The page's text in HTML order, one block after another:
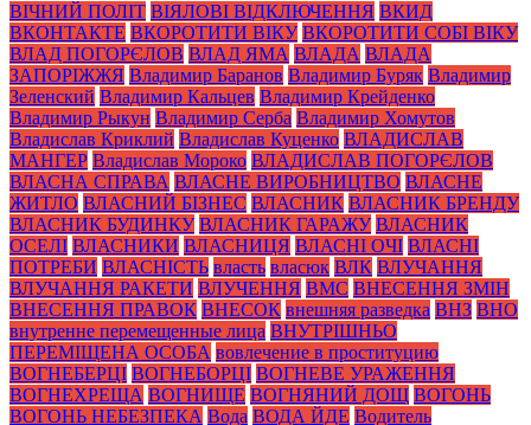
ВІЧНИЙ ПОЛІТ ВІЯЛОВІ ВІДКЛЮЧЕННЯ ВКИД
ВКОНТАКТЕ ВКОРОТИТИ ВІКУ ВКОРОТИТИ СОБІ ВІКУ
ВЛАД ПОГОРЄЛОВ ВЛАД ЯМА ВЛАДА ВЛАДА
ЗАПОРІЖЖЯ Владимир Баранов Владимир Буряк Владимир
Зеленский Владимир Кальцев Владимир Крейденко
Владимир Рыкун Владимир Серба Владимир Хомутов
Владислав Криклий Владислав Куценко ВЛАДИСЛАВ
МАНГЕР Владислав Мороко ВЛАДИСЛАВ ПОГОРЄЛОВ
ВЛАСНА СПРАВА ВЛАСНЕ ВИРОБНИЦТВО ВЛАСНЕ
ЖИТЛО ВЛАСНИЙ БІЗНЕС ВЛАСНИК ВЛАСНИК БРЕНДУ
ВЛАСНИК БУДИНКУ ВЛАСНИК ГАРАЖУ ВЛАСНИК
ОСЕЛІ ВЛАСНИКИ ВЛАСНИЦЯ ВЛАСНІ ОЧІ ВЛАСНІ
ПОТРЕБИ ВЛАСНІСТЬ власть власюк ВЛК ВЛУЧАННЯ
ВЛУЧАННЯ РАКЕТИ ВЛУЧЕННЯ ВМС ВНЕСЕННЯ ЗМІН
ВНЕСЕННЯ ПРАВОК ВНЕСОК внешняя разведка ВНЗ ВНО
внутренне перемещенные лица ВНУТРІШНЬО
ПЕРЕМІЩЕНА ОСОБА вовлечение в проституцию
ВОГНЕБЕРЦІ ВОГНЕБОРЦІ ВОГНЕВЕ УРАЖЕННЯ
ВОГНЕХРЕЩА ВОГНИЩЕ ВОГНЯНИЙ ДОЩ ВОГОНЬ
ВОГОНЬ НЕБЕЗПЕКА Вода ВОДА ЙДЕ Водитель